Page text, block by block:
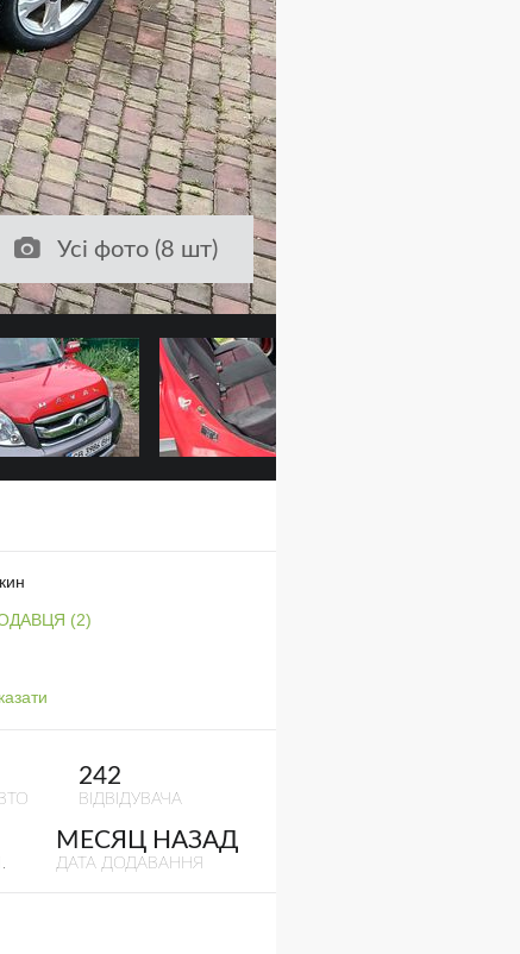
Усі фото (8 шт)
(2)
242
ВІДВІДУВАЧА
МЕСЯЦ НАЗАД
ДАТА ДОДАВАННЯ